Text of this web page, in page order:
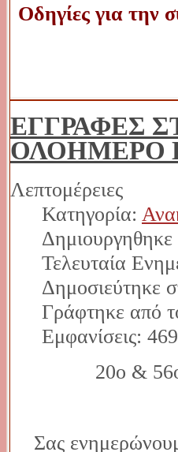
Οδηγίες για την
ΕΓΓΡΑΦΕΣ
ΟΛΟΗΜΕΡΟ
Λεπτομέρειες
Κατηγορία:
Δημιουργηθηκε
Τελευταία
Δημοσιεύτηκε
Γράφτηκε από
Εμφανίσεις: 469
20ο &
Σας